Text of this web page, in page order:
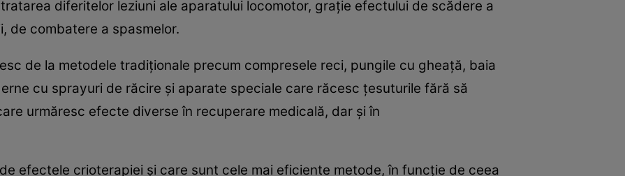
diferitelor leziuni ale aparatului locomotor, grație efectului de scădere a
de combatere a spasmelor.
de la metodele tradiţionale precum compresele reci, pungile cu gheață, baia
cu sprayuri de răcire și aparate speciale care răcesc țesuturile fără să
urmăresc efecte diverse în recuperare medicală, dar și în
efectele crioterapiei și care sunt cele mai eficiente metode, în funcție de ceea